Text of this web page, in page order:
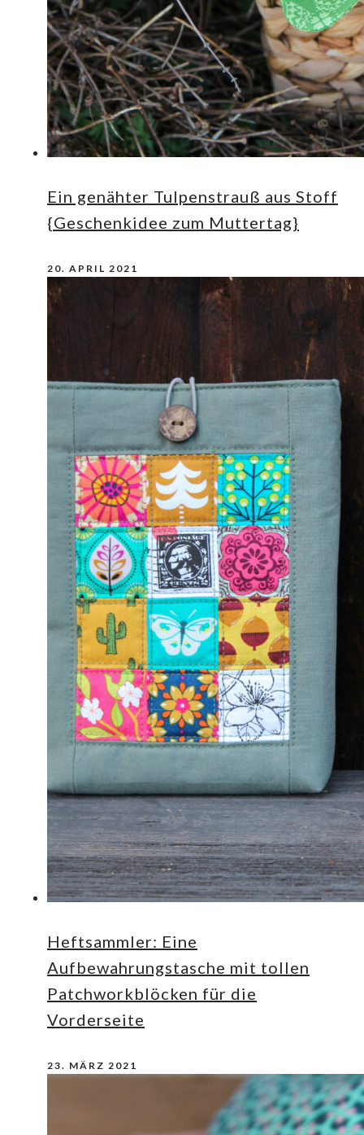
Ein genähter Tulpenstrauß aus Stoff
{Geschenkidee zum Muttertag}
20. APRIL 2021
Heftsammler: Eine
Aufbewahrungstasche mit tollen
Patchworkblöcken für die
Vorderseite
23. MÄRZ 2021